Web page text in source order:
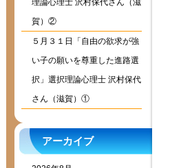
理論心理士 沢村保代さん（滋
賀）②
５月３１日「自由の欲求が強
い子の願いを尊重した進路選
択」選択理論心理士 沢村保代
さん（滋賀）①
アーカイブ